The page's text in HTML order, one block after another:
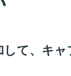
して、キ